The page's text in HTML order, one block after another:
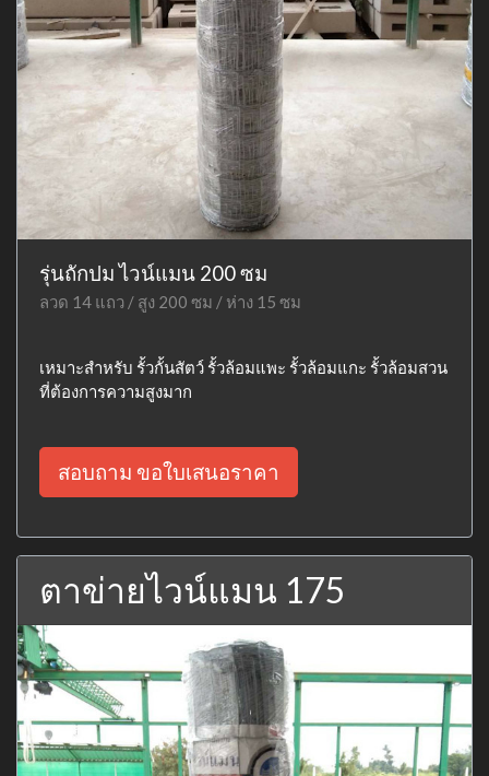
รุ่นถักปม ไวน์แมน 200 ซม
ลวด 14 แถว / สูง 200 ซม / ห่าง 15 ซม
เหมาะสำหรับ รั้วกั้นสัตว์ รั้วล้อมแพะ รั้วล้อมแกะ รั้วล้อมสวน
ที่ต้องการความสูงมาก
สอบถาม ขอใบเสนอราคา
ตาข่ายไวน์แมน 175